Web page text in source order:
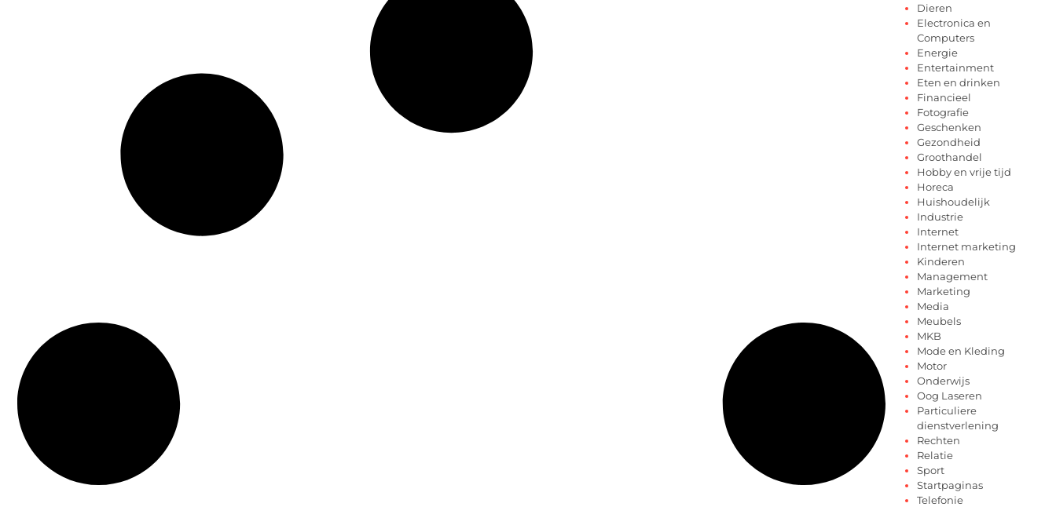
Dieren
Electronica en
Computers
Energie
Entertainment
Eten en drinken
Financieel
Fotografie
Geschenken
Gezondheid
Groothandel
Hobby en vrije tijd
Horeca
Huishoudelijk
Industrie
Internet
Internet marketing
Kinderen
Management
Marketing
Media
Meubels
MKB
Mode en Kleding
Motor
Onderwijs
Oog Laseren
Particuliere
dienstverlening
Rechten
Relatie
Sport
Startpaginas
Telefonie